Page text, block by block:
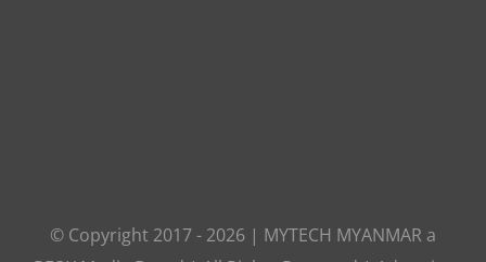
© Copyright 2017 - 2026 | MYTECH MYANMAR a